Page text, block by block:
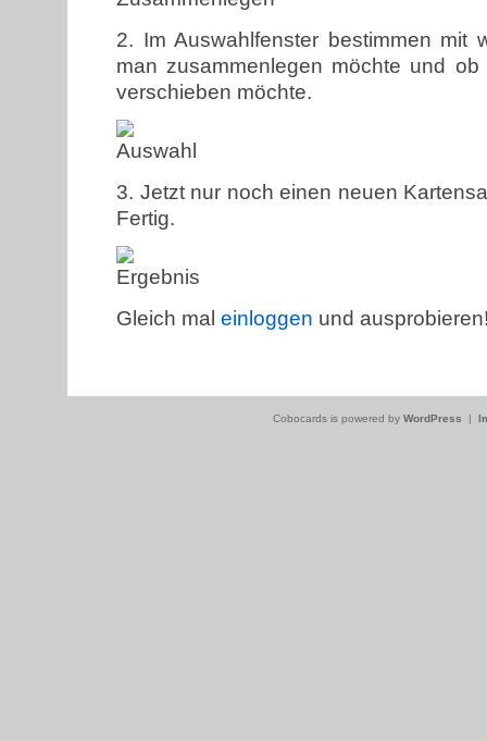
2. Im Auswahlfenster bestimmen mit
man zusammenlegen möchte und
verschieben möchte.
3. Jetzt nur noch einen neuen
Fertig.
Gleich mal einloggen und
Cobocards is powered by WordPress |